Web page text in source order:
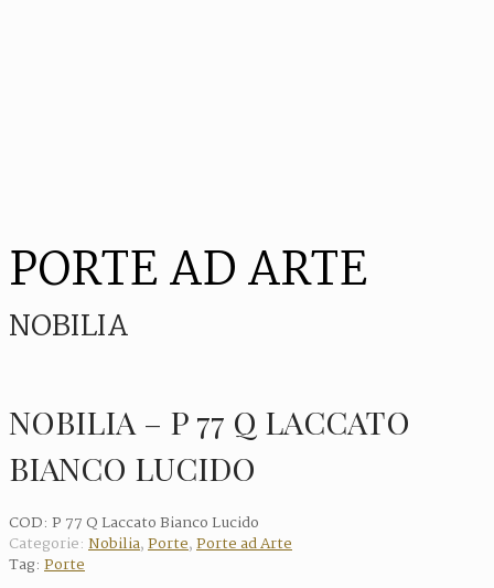
PORTE AD ARTE
NOBILIA
NOBILIA – P 77 Q LACCATO
BIANCO LUCIDO
COD: P 77 Q Laccato Bianco Lucido
Categorie: Nobilia,Porte,Porte ad Arte
Tag: Porte